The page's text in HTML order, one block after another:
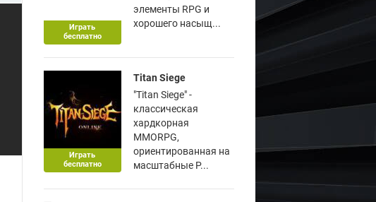
Играть
бесплатно
элементы RPG и
хорошего насыщ...
Играть
бесплатно
Titan Siege
"Titan Siege" -
классическая
хардкорная
MMORPG,
ориентированная на
масштабные P...